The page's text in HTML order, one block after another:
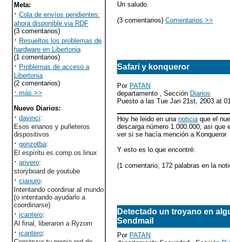
Meta:
· Cola de envíos pendientes:
ahora disponible via RDF
(3 comentarios)
· Resueltos los problemas de
hardware en Libertonia
(1 comentarios)
· Problemas de acceso a
Libertonia
(2 comentarios)
· más >>
Nuevo Diarios:
· davinci:
Esos enanos y puñeteros
dispositivos
· gonzotba:
El espíritu es.comp.os.linux
· arivero:
storyboard de youtube
· cianuro:
Intentando coordinar al mundo
(o intentando ayudarlo a
coordinarse)
· jcantero:
Al final, liberaron a Ryzom
· jcantero:
Un saludo.
(3 comentarios) Comentarios >>
Safari y konqueror
Por PATAN
departamento , Sección Diarios
Puesto a las Tue Jan 21st, 2003 at
Hoy he leido en una noticiaque el
descarga número 1.000.000, asi que
ver si se hacía mención a Konqueror
Y esto es lo que encontré:
(1 comentario, 172 palabras en la
Detectado un troyano en
Sendmail
Por PATAN